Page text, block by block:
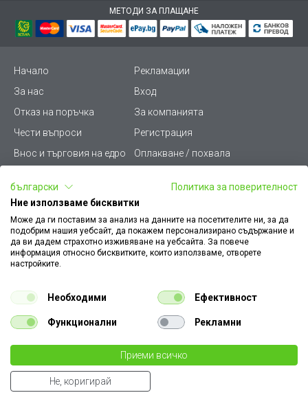
МЕТОДИ ЗА ПЛАЩАНЕ
Начало
Рекламации
За нас
Вход
Отказ на поръчка
За компанията
Чести въпроси
Регистрация
Внос и търговия на едро
Оплакване / похвала
Условия за ползване
Стани дистрибутор
Карта на сайта
Кариери
Как да намеря документ
към поръчка
Платформа за AРС
Конфигуратор за ел.
ключове и контакти
Уважаеми Клиенти, моля да имате предвид, че всички изображения на
нашия сайт са илюстративни,
те могат да се различават от действителния изглед на продукта без това да
променя неговите технически характеристики по някакъв начин.
български
Политика за поверителност
Ние използваме бисквитки
Може да ги поставим за анализ на данните на посетителите ни, за да
подобрим нашия уебсайт, да покажем персонализирано съдържание и
да ви дадем страхотно изживяване на уебсайта. За повече
информация относно бисквитките, които използваме, отворете
настройките.
Необходими Ефективност
Функционални Рекламни
Приеми всичко
Не, коригирай